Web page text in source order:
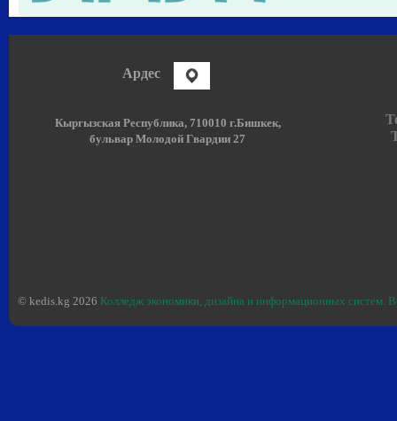
Ардес
Кыргызская Республика, 710010 г.Бишкек,
бульвар Молодой Гвардии 27
© kedis.kg 2026 Колледж экономики, дизайна и информационных систем.